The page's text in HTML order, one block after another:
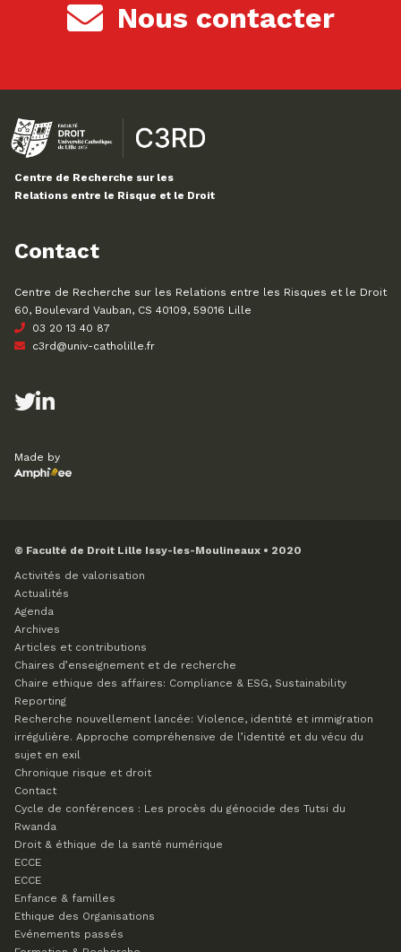
Nous contacter
Centre de Recherche sur les
Relations entre le Risque et le Droit
Contact
Centre de Recherche sur les Relations entre les Risques et le Droit
60, Boulevard Vauban, CS 40109, 59016 Lille
03 20 13 40 87
c3rd@univ-catholille.fr
Made by
© Faculté de Droit Lille Issy-les-Moulineaux • 2020
Activités de valorisation
Actualités
Agenda
Archives
Articles et contributions
Chaires d’enseignement et de recherche
Chaire ethique des affaires: Compliance & ESG, Sustainability
Reporting
Recherche nouvellement lancée: Violence, identité et immigration
irrégulière. Approche compréhensive de l’identité et du vécu du
sujet en exil
Chronique risque et droit
Contact
Cycle de conférences : Les procès du génocide des Tutsi du
Rwanda
Droit & éthique de la santé numérique
ECCE
ECCE
Enfance & familles
Ethique des Organisations
Evénements passés